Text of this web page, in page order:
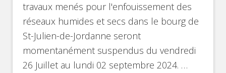
travaux menés pour l'enfouissement des
réseaux humides et secs dans le bourg de
St-Julien-de-Jordanne seront
momentanément suspendus du vendredi
26 Juillet au lundi 02 septembre 2024. …